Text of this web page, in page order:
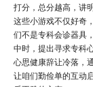
打分，总分越高，讲
这些小游戏不仅好奇
们不是专科会诊器具
中时，提出寻求专科
心思健康辞让冷落，
让咱们勤俭单的互动